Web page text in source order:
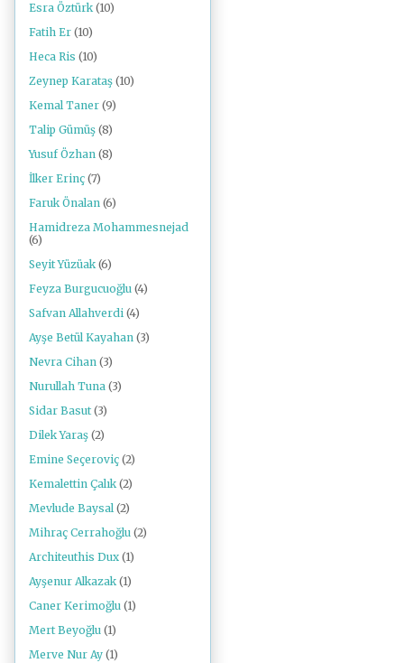
Esra Öztürk (10)
Fatih Er (10)
Heca Ris (10)
Zeynep Karataş (10)
Kemal Taner (9)
Talip Gümüş (8)
Yusuf Özhan (8)
İlker Erinç (7)
Faruk Önalan (6)
Hamidreza Mohammesnejad
(6)
Seyit Yüzüak (6)
Feyza Burgucuoğlu (4)
Safvan Allahverdi (4)
Ayşe Betül Kayahan (3)
Nevra Cihan (3)
Nurullah Tuna (3)
Sidar Basut (3)
Dilek Yaraş (2)
Emine Seçeroviç (2)
Kemalettin Çalık (2)
Mevlude Baysal (2)
Mihraç Cerrahoğlu (2)
Architeuthis Dux (1)
Ayşenur Alkazak (1)
Caner Kerimoğlu (1)
Mert Beyoğlu (1)
Merve Nur Ay (1)